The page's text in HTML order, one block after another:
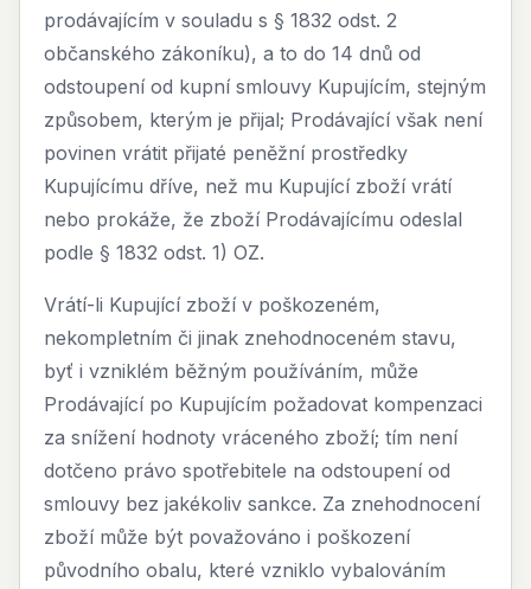
prodávajícím v souladu s § 1832 odst. 2
občanského zákoníku), a to do 14 dnů od
odstoupení od kupní smlouvy Kupujícím, stejným
způsobem, kterým je přijal; Prodávající však není
povinen vrátit přijaté peněžní prostředky
Kupujícímu dříve, než mu Kupující zboží vrátí
nebo prokáže, že zboží Prodávajícímu odeslal
podle § 1832 odst. 1) OZ.
Vrátí-li Kupující zboží v poškozeném,
nekompletním či jinak znehodnoceném stavu,
byť i vzniklém běžným používáním, může
Prodávající po Kupujícím požadovat kompenzaci
za snížení hodnoty vráceného zboží; tím není
dotčeno právo spotřebitele na odstoupení od
smlouvy bez jakékoliv sankce. Za znehodnocení
zboží může být považováno i poškození
původního obalu, které vzniklo vybalováním